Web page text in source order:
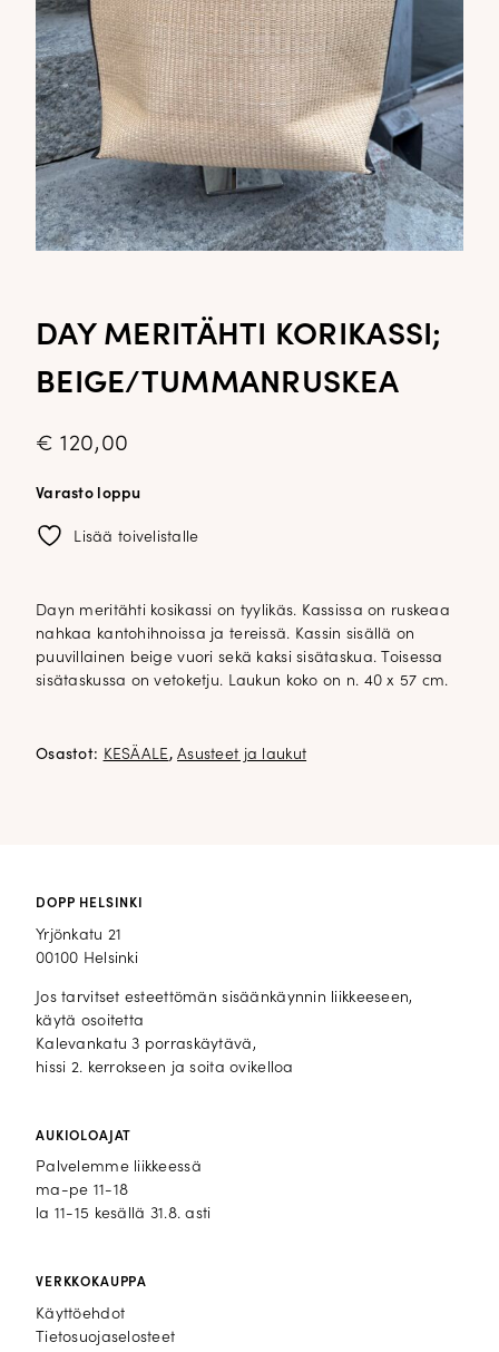
DAY MERITÄHTI KORIKASSI;
BEIGE/TUMMANRUSKEA
€ 120,00
Varasto loppu
Lisää toivelistalle
Dayn meritähti kosikassi on tyylikäs. Kassissa on ruskeaa
nahkaa kantohihnoissa ja tereissä. Kassin sisällä on
puuvillainen beige vuori sekä kaksi sisätaskua. Toisessa
sisätaskussa on vetoketju. Laukun koko on n. 40 x 57 cm.
Osastot: KESÄALE,Asusteet ja laukut
DOPP HELSINKI
Yrjönkatu 21
00100 Helsinki
Jos tarvitset esteettömän sisäänkäynnin liikkeeseen,
käytä osoitetta
Kalevankatu 3 porraskäytävä,
hissi 2. kerrokseen ja soita ovikelloa
AUKIOLOAJAT
Palvelemme liikkeessä
ma-pe 11-18
la 11-15 kesällä 31.8. asti
VERKKOKAUPPA
Käyttöehdot
Tietosuojaselosteet